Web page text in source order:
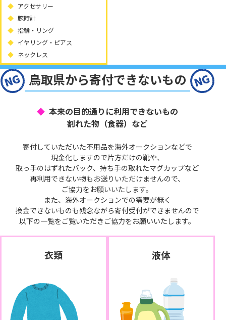
アクセサリー
腕時計
指輪・リング
イヤリング・ピアス
ネックレス
鳥取県から寄付できないもの
本来の目的通りに利用できないもの
割れた物（食器）など
寄付していただいた不用品を海外オークションなどで
現金化しますので片方だけの靴や、
取っ手のはずれたバック、持ち手の取れたマグカップなど
再利用できない物もお送りいただけませんので、
ご協力をお願いいたします。
また、海外オークションでの需要が無く
換金できないものも残念ながら寄付受付ができませんので
以下の一覧をご覧いただきご協力をお願いいたします。
衣類 液体